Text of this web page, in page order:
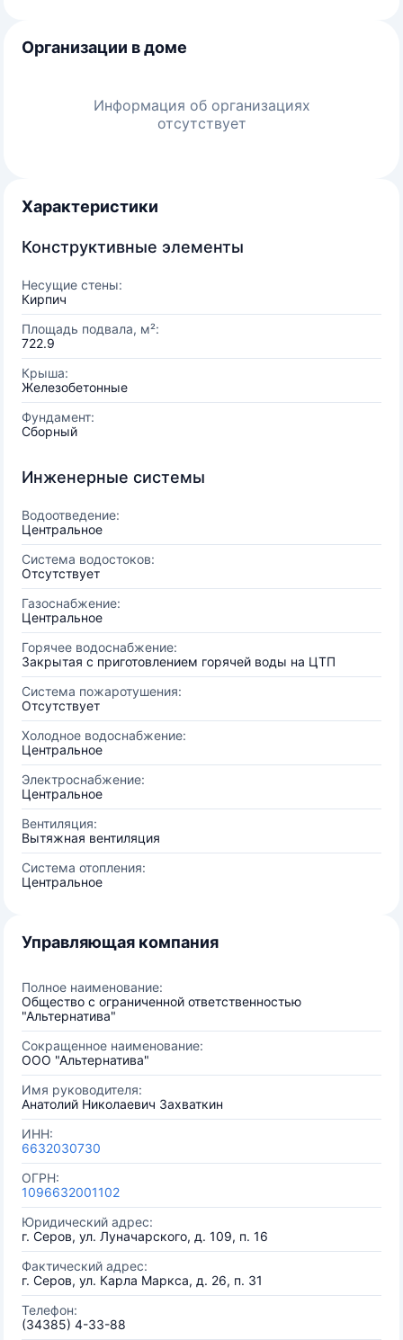
Организации в доме
Информация об организациях
отсутствует
Характеристики
Конструктивные элементы
Несущие стены:
Кирпич
Площадь подвала, м²:
722.9
Крыша:
Железобетонные
Фундамент:
Сборный
Инженерные системы
Водоотведение:
Центральное
Система водостоков:
Отсутствует
Газоснабжение:
Центральное
Горячее водоснабжение:
Закрытая с приготовлением горячей воды на ЦТП
Система пожаротушения:
Отсутствует
Холодное водоснабжение:
Центральное
Электроснабжение:
Центральное
Вентиляция:
Вытяжная вентиляция
Система отопления:
Центральное
Управляющая компания
Полное наименование:
Общество с ограниченной ответственностью
"Альтернатива"
Сокращенное наименование:
ООО "Альтернатива"
Имя руководителя:
Анатолий Николаевич Захваткин
ИНН:
6632030730
ОГРН:
1096632001102
Юридический адрес:
г. Серов, ул. Луначарского, д. 109, п. 16
Фактический адрес:
г. Серов, ул. Карла Маркса, д. 26, п. 31
Телефон:
(34385) 4-33-88